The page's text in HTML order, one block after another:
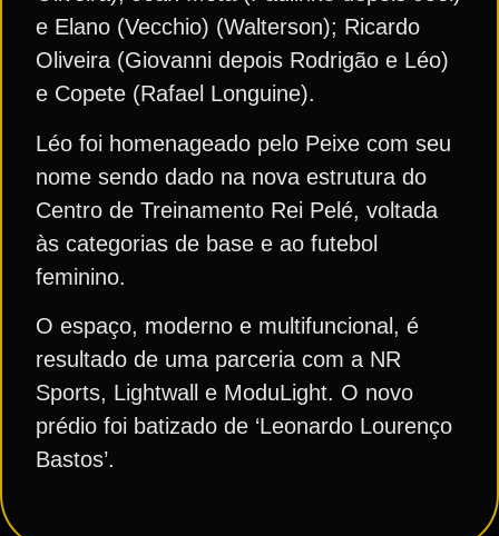
e Elano (Vecchio) (Walterson); Ricardo
Oliveira (Giovanni depois Rodrigão e Léo)
e Copete (Rafael Longuine).
Léo foi homenageado pelo Peixe com seu
nome sendo dado na nova estrutura do
Centro de Treinamento Rei Pelé, voltada
às categorias de base e ao futebol
feminino.
O espaço, moderno e multifuncional, é
resultado de uma parceria com a NR
Sports, Lightwall e ModuLight. O novo
prédio foi batizado de ‘Leonardo Lourenço
Bastos’.